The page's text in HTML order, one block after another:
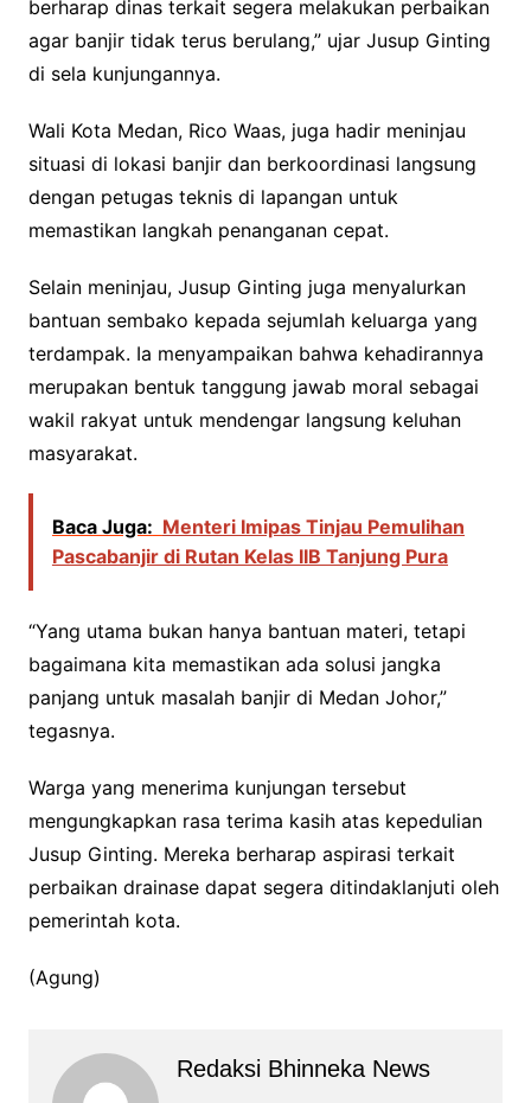
berharap dinas terkait segera melakukan perbaikan
agar banjir tidak terus berulang,” ujar Jusup Ginting
di sela kunjungannya.
Wali Kota Medan, Rico Waas, juga hadir meninjau
situasi di lokasi banjir dan berkoordinasi langsung
dengan petugas teknis di lapangan untuk
memastikan langkah penanganan cepat.
Selain meninjau, Jusup Ginting juga menyalurkan
bantuan sembako kepada sejumlah keluarga yang
terdampak. Ia menyampaikan bahwa kehadirannya
merupakan bentuk tanggung jawab moral sebagai
wakil rakyat untuk mendengar langsung keluhan
masyarakat.
Baca Juga: Menteri Imipas Tinjau Pemulihan
Pascabanjir di Rutan Kelas IIB Tanjung Pura
“Yang utama bukan hanya bantuan materi, tetapi
bagaimana kita memastikan ada solusi jangka
panjang untuk masalah banjir di Medan Johor,”
tegasnya.
Warga yang menerima kunjungan tersebut
mengungkapkan rasa terima kasih atas kepedulian
Jusup Ginting. Mereka berharap aspirasi terkait
perbaikan drainase dapat segera ditindaklanjuti oleh
pemerintah kota.
(Agung)
Redaksi Bhinneka News